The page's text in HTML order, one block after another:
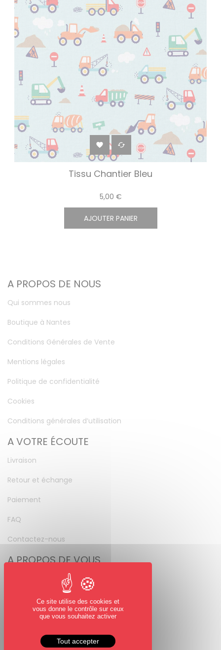
 
Tissu Chantier Bleu
5,00 €
AJOUTER PANIER
A PROPOS DE NOUS
Qui sommes nous
Boutique à Nantes
Conditions Générales de Vente
Mentions légales
Politique de confidentialité
Cookies
Conditions générales d’utilisation
A VOTRE ÉCOUTE
Livraison
Retour et échange
Paiement
FAQ
Contactez-nous
A PROPOS DE VOUS
Mot de passe perdu
NOUS SUIVRE
Facebook
Ce site utilise des cookies et
vous donne le contrôle sur ceux
que vous souhaitez activer
Tout accepter